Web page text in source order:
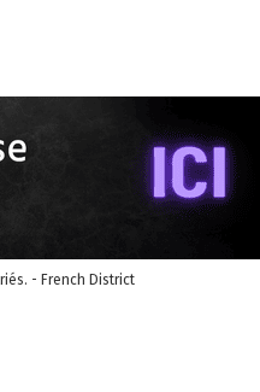
- French District